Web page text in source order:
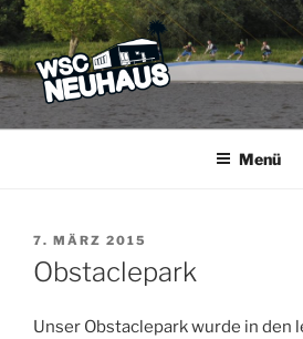
Zum
Inhalt
springen
WSC NEUHAUS
Der Verein mit dem Haus am See
Menü
VERÖFFENTLICHT
AM
7. MÄRZ 2015
Obstaclepark
Unser Obstaclepark wurde in den